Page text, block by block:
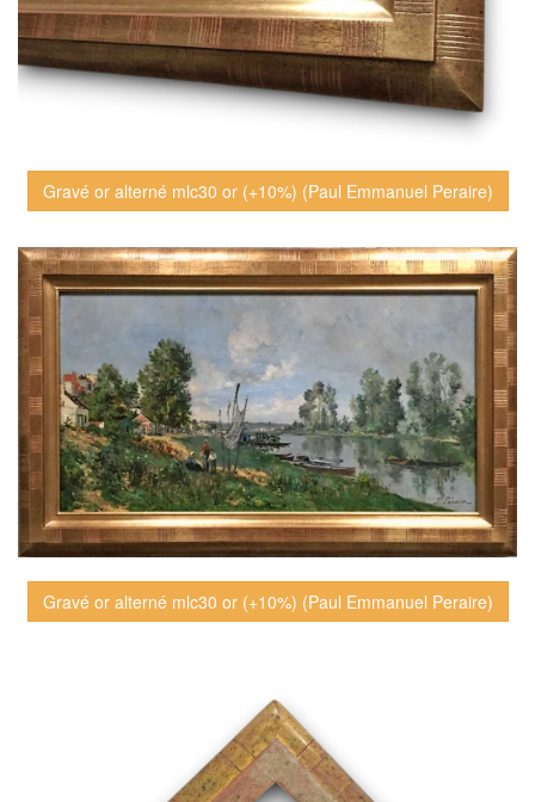
Gravé or alterné mlc30 or (+10%) (Paul Emmanuel Peraire)
Gravé or alterné mlc30 or (+10%) (Paul Emmanuel Peraire)